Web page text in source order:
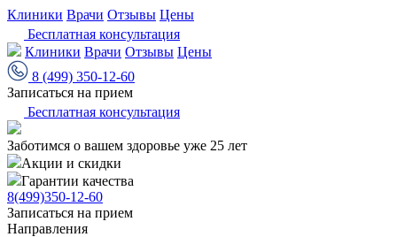
Клиники Врачи Отзывы Цены
Бесплатная консультация
Клиники Врачи Отзывы Цены
8 (499) 350-12-60
Записаться на прием
Бесплатная консультация
Заботимся о вашем здоровье уже 25 лет
Акции и скидки
Гарантии качества
8(499)350-12-60
Записаться на прием
Направления